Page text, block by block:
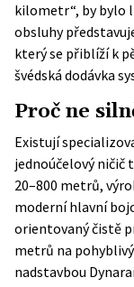
kilometr“, by bylo
obsluhy
který se přiblíží k
švédská dodávka
Proč ne
Existují
jednoúčelový ničič
20–800 metrů,
moderní hlavní
orientovaný čistě
metrů na
nadstavbou